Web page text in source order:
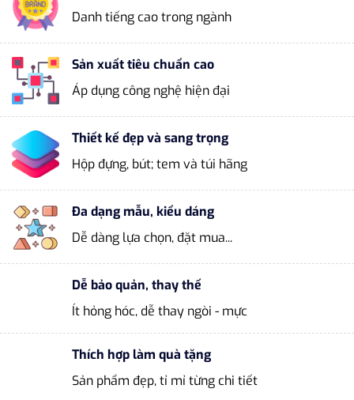
Danh tiếng cao trong ngành
Sản xuất tiêu chuẩn cao
Áp dụng công nghệ hiện đại
Thiết kế đẹp và sang trọng
Hộp đựng, bút; tem và túi hãng
Đa dạng mẫu, kiểu dáng
Dễ dàng lựa chọn, đặt mua...
Dễ bảo quản, thay thế
Ít hỏng hóc, dễ thay ngòi - mực
Thích hợp làm quà tặng
Sản phẩm đẹp, tỉ mỉ từng chi tiết